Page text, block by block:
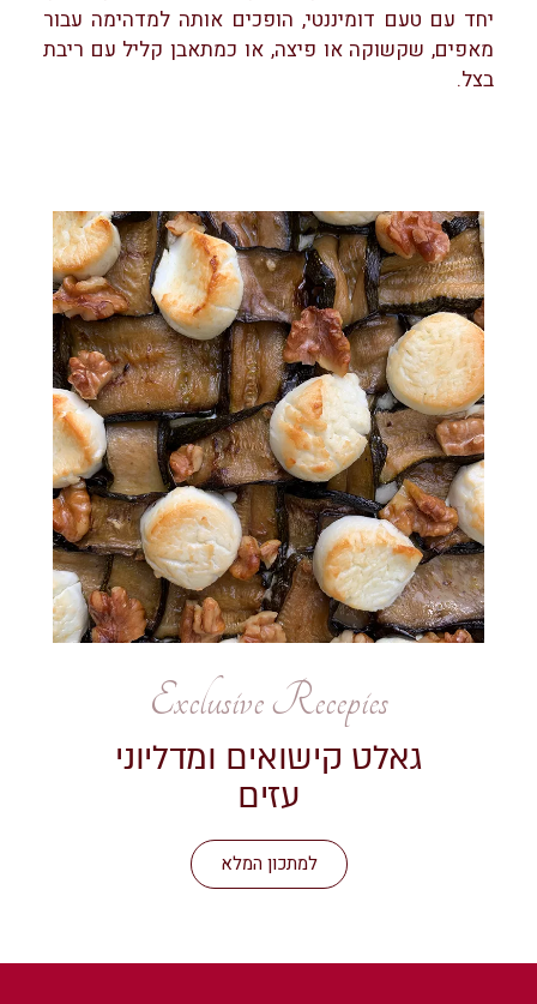
יחד עם טעם דומיננטי, הופכים אותה למדהימה עבור
מאפים, שקשוקה או פיצה, או כמתאבן קליל עם ריבת
בצל.
Exclusive Recepies
גאלט קישואים ומדליוני
עזים
למתכון המלא